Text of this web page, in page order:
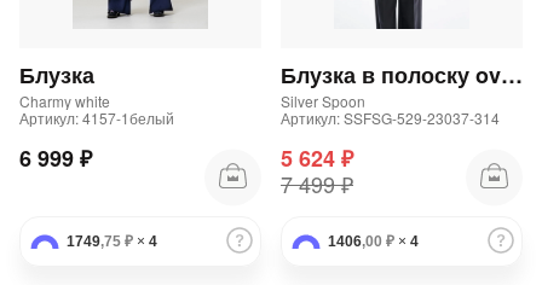
Блузка
Charmy white
Артикул: 4157-1белый
6 999 ₽
1749,75 ₽ × 4
Блузка в полоску oversize
Silver Spoon
Артикул: SSFSG-529-23037-314
5 624 ₽
7 499 ₽
1406,00 ₽ × 4